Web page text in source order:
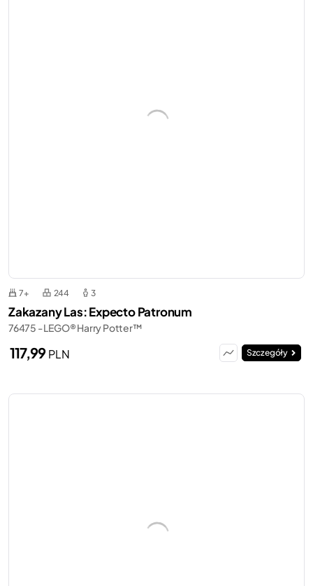
7+ 244 3
Zakazany Las: Expecto Patronum
76475 - LEGO® Harry Potter™
117,99PLN Szczegóły